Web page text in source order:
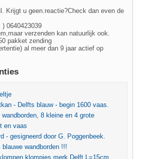
Krijgt u geen.reactie?Check dan even de
0640423039
verzenden kan natuurlijk ook.
pakket zending
al meer dan 9 jaar actief op
- Delfts blauw - begin 1600 vaas.
8 kleine en 4 grote
en vaas
- gesigneerd door G. Poggenbeek.
wandborden !!!
klompjes merk Delft L=15cm